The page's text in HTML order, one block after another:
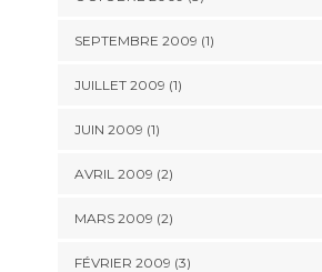
SEPTEMBRE 2009 (1)
JUILLET 2009 (1)
JUIN 2009 (1)
AVRIL 2009 (2)
MARS 2009 (2)
FÉVRIER 2009 (3)